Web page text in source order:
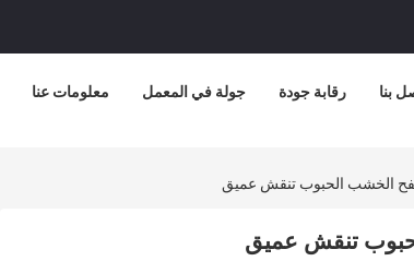
معلومات عنا جولة في المعمل رقابة جودة بنا
صفح الخشب الحبوب تنقش عميق
تنقش عميق